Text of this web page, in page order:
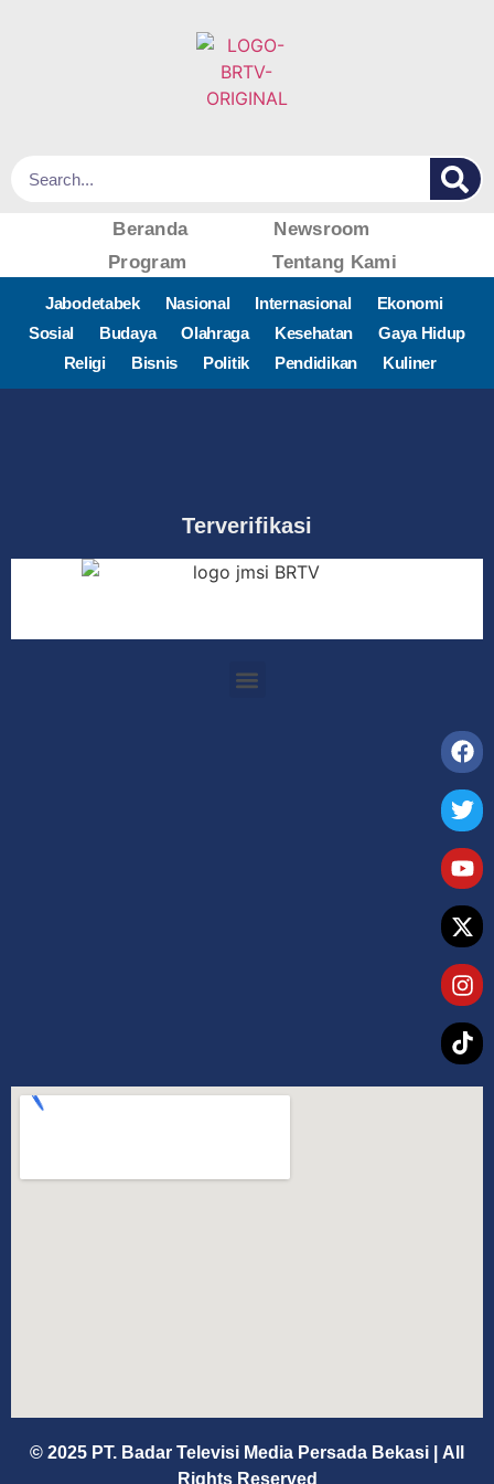
Beranda
Newsroom
Program
Tentang Kami
Jabodetabek Nasional Internasional
Ekonomi
Sosial
Budaya Olahraga Kesehatan
Gaya Hidup
Religi
Bisnis Politik Pendidikan Kuliner
Terverifikasi
© 2025 PT. Badar Televisi Media Persada Bekasi
All
Rights Reserved